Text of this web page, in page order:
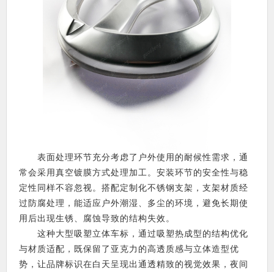
表面处理环节充分考虑了户外使用的耐候性需求，通
常会采用真空镀膜方式处理加工。安装环节的安全性与稳
定性同样不容忽视。搭配定制化不锈钢支架，支架材质经
过防腐处理，能适应户外潮湿、多尘的环境，避免长期使
用后出现生锈、腐蚀导致的结构失效。
这种大型吸塑立体车标，通过吸塑热成型的结构优化
与材质适配，既保留了亚克力的高透质感与立体造型优
势，让品牌标识在白天呈现出通透精致的视觉效果，夜间